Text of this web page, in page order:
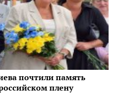
почтили память
плену